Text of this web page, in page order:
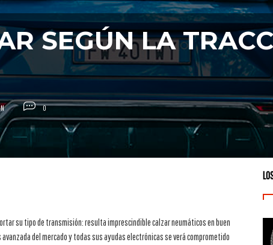
SEGÚN LA
0
su tipo de transmisión: resulta imprescindible calzar neumáticos en buen
del mercado y todas sus ayudas electrónicas se verá comprometido